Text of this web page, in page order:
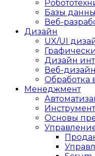
Базы
Веб-
Дизайн
UX/UI
Дизайн
Веб-дизайн
Обработка
Менеджмент
Основы